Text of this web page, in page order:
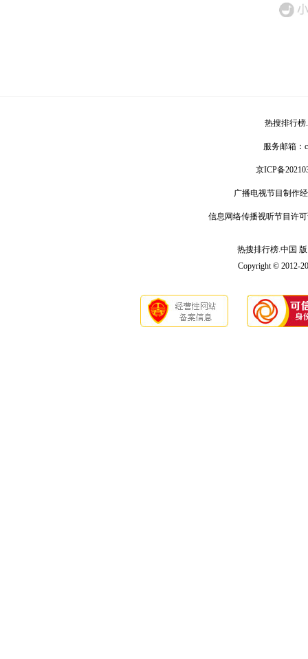
热搜排行榜
服务邮箱：
京ICP备
广播电视节目制作
信息网络传播视听节目许
热搜排行榜.中国
Copyright © 2012-